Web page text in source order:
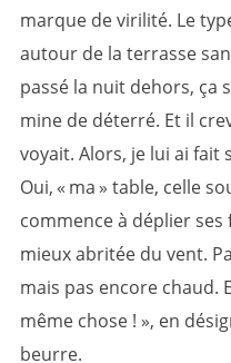
marque de virilité. Le
autour de la terrasse
passé la nuit dehors, ça
mine de déterré. Et il
voyait. Alors, je lui ai fait
Oui, « ma » table, celle
commence à déplier ses
mieux abritée du vent.
mais pas encore chaud.
même chose ! », en
beurre.